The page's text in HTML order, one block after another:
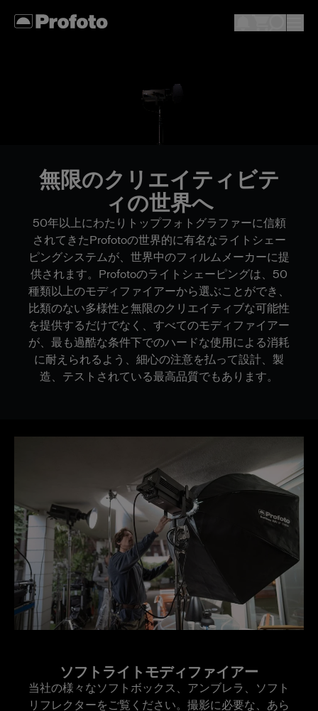
無限のクリエイティビテ
ィの世界へ
50年以上にわたりトップフォトグラファーに信頼
されてきたProfotoの世界的に有名なライトシェー
ピングシステムが、世界中のフィルムメーカーに提
供されます。Profotoのライトシェーピングは、50
種類以上のモディファイアーから選ぶことができ、
比類のない多様性と無限のクリエイティブな可能性
を提供するだけでなく、すべてのモディファイアー
が、最も過酷な条件下でのハードな使用による消耗
に耐えられるよう、細心の注意を払って設計、製
造、テストされている最高品質でもあります。
ソフトライトモディファイアー
当社の様々なソフトボックス、アンブレラ、ソフト
リフレクターをご覧ください。撮影に必要な、あら